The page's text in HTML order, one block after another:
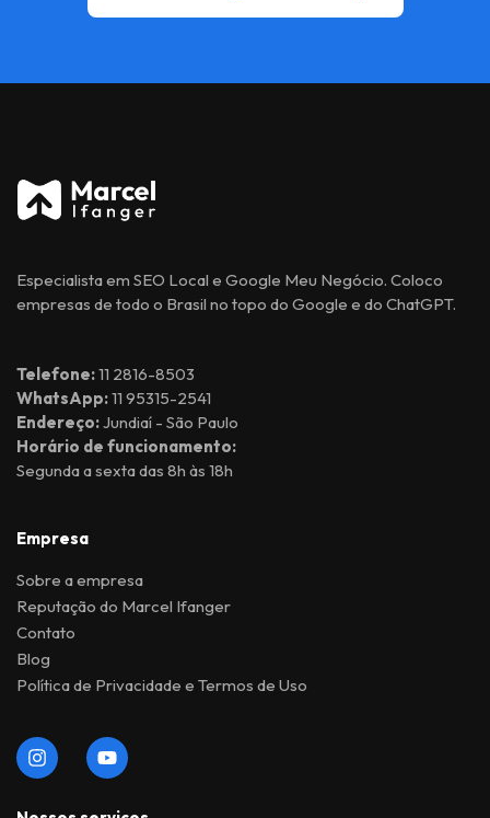
Especialista em SEO Local e Google Meu Negócio. Coloco
empresas de todo o Brasil no topo do Google e do ChatGPT.
Telefone:11 2816-8503
WhatsApp:11 95315-2541
Endereço:Jundiaí - São Paulo
Horário de funcionamento:
Segunda a sexta das 8h às 18h
Empresa
Sobre a empresa
Reputação do Marcel Ifanger
Contato
Blog
Política de Privacidade e Termos de Uso